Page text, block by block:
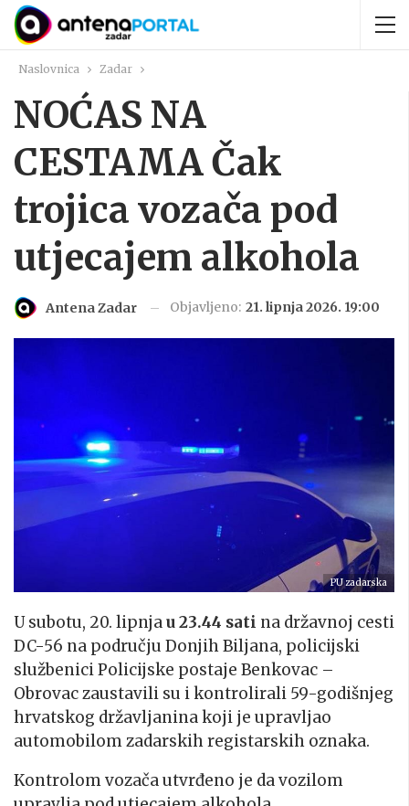
Naslovnica Zadar
NOĆAS NA
CESTAMA Čak
trojica vozača pod
utjecajem alkohola
Antena Zadar Objavljeno: 21. lipnja 2026. 19:00
PU zadarska
U subotu, 20. lipnjau 23.44 sati na državnoj cesti
DC-56 na području Donjih Biljana, policijski
službenici Policijske postaje Benkovac –
Obrovac zaustavili su i kontrolirali 59-godišnjeg
hrvatskog državljanina koji je upravljao
automobilom zadarskih registarskih oznaka.
Kontrolom vozača utvrđeno je da vozilom